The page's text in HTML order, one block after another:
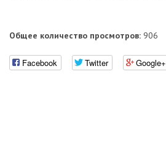
Общее количество просмотров: 906
Facebook Twitter Google+